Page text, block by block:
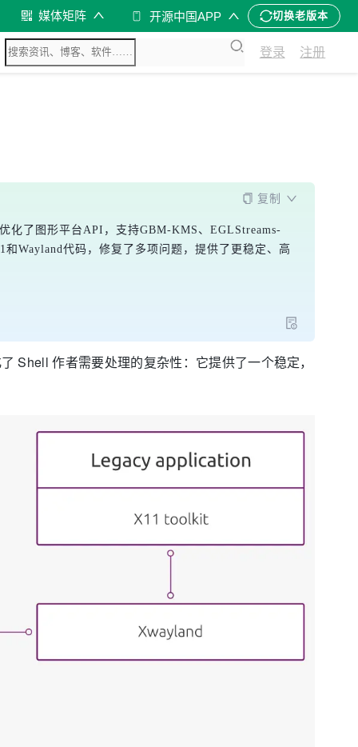
媒体矩阵 开源中国APP 切换老版本
登录 注册
复制
化了图形平台API，支持GBM-KMS、EGLStreams-
Wayland代码，修复了多项问题，提供了更稳定、高
Shell 作者需要处理的复杂性：它提供了一个稳定，